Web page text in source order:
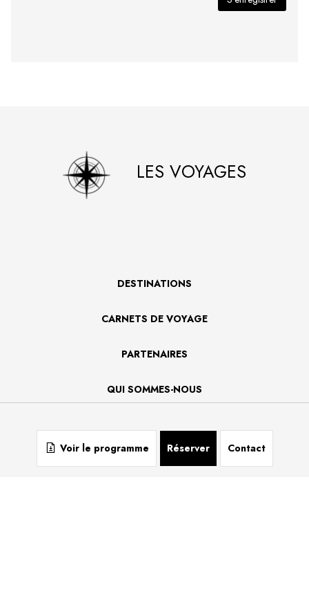
Voir le programme Réserver Contact
LES VOYAGES
DESTINATIONS
CARNETS DE VOYAGE
PARTENAIRES
QUI SOMMES-NOUS